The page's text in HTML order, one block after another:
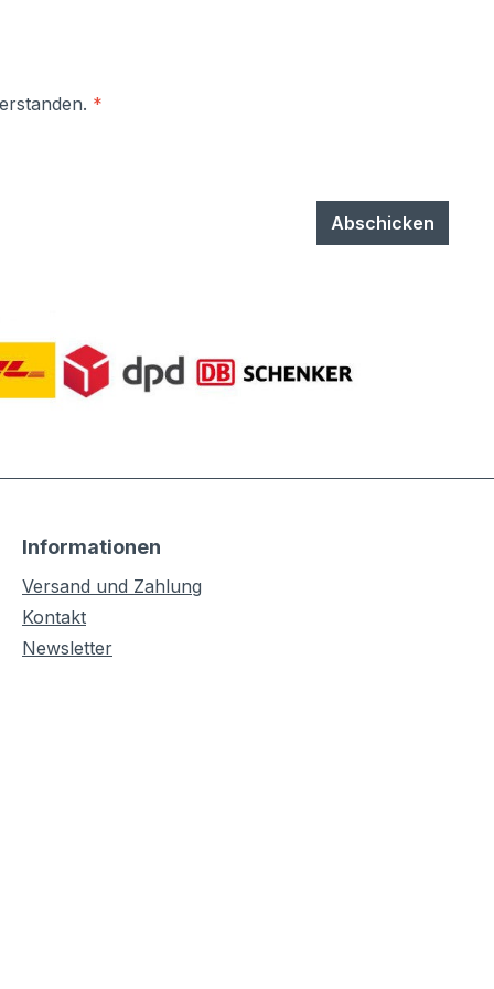
*
Abschicken
Informationen
Versand und Zahlung
Kontakt
Newsletter